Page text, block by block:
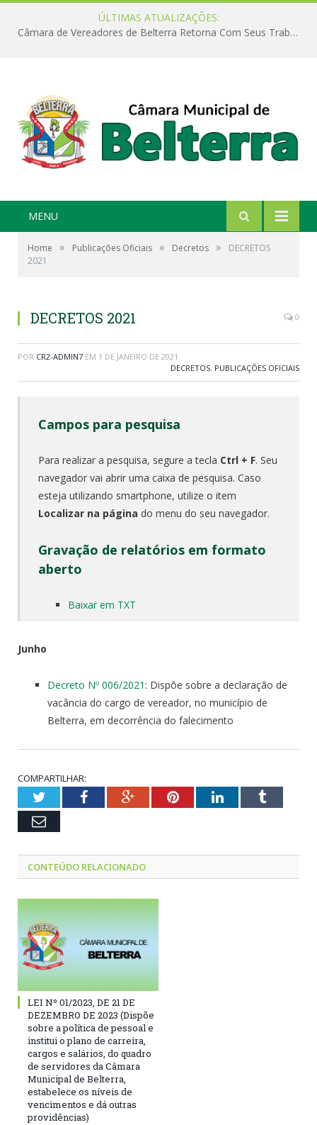
ÚLTIMAS ATUALIZAÇÕES:
Câmara de Vereadores de Belterra Retorna Com Seus Trabalhos Legislativos
MENU
Home » Publicações Oficiais » Decretos »
DECRETOS
2021
DECRETOS 2021 0
POR CR2-ADMIN7 EM 1 DE JANEIRO DE 2021
DECRETOS, PUBLICAÇÕES OFICIAIS
Campos para pesquisa
Para realizar a pesquisa, segure a tecla Ctrl + F. Seu
navegador vai abrir uma caixa de pesquisa. Caso
esteja utilizando smartphone, utilize o item
Localizar na página do menu do seu navegador.
Gravação de relatórios em formato
aberto
Baixar em TXT
Junho
Decreto Nº 006/2021 : Dispõe sobre a declaração de
vacância do cargo de vereador, no município de
Belterra, em decorrência do falecimento
COMPARTILHAR:
TwitterFacebookGoogle+PinterestLinkedInTumblr
Email
CONTEÚDO RELACIONADO
LEI Nº 01/2023, DE 21 DE
DEZEMBRO DE 2023 (Dispõe
sobre a política de pessoal e
institui o plano de carreira,
cargos e salários, do quadro
de servidores da Câmara
Municipal de Belterra,
estabelece os níveis de
vencimentos e dá outras
providências)